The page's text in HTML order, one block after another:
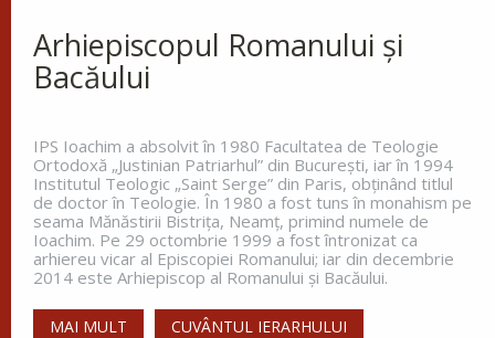
Arhiepiscopul Romanului și
Bacăului
IPS Ioachim a absolvit în 1980 Facultatea de Teologie
Ortodoxă „Justinian Patriarhul” din Bucureşti, iar în 1994
Institutul Teologic „Saint Serge” din Paris, obţinând titlul
de doctor în Teologie. În 1980 a fost tuns în monahism pe
seama Mănăstirii Bistriţa, Neamţ, primind numele de
Ioachim. Pe 29 octombrie 1999 a fost întronizat ca
arhiereu vicar al Episcopiei Romanului; iar din decembrie
2014 este Arhiepiscop al Romanului și Bacăului.
MAI MULT CUVÂNTUL IERARHULUI